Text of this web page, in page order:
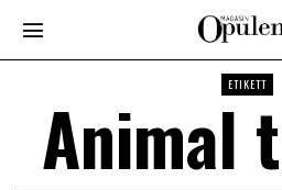
ETIKETT
Animal